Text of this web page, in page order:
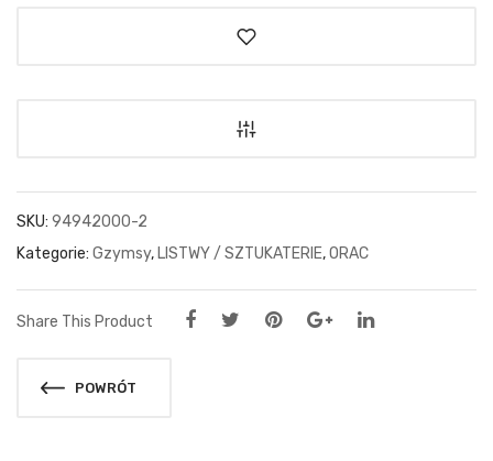
SKU: 94942000-2
Kategorie: Gzymsy,LISTWY / SZTUKATERIE,ORAC
Share This Product
POWRÓT